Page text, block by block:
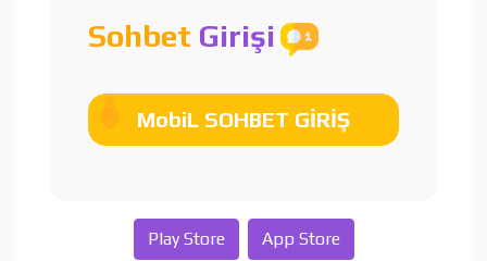
Sohbet Girişi
MobiL SOHBET GİRİŞ
Play Store App Store